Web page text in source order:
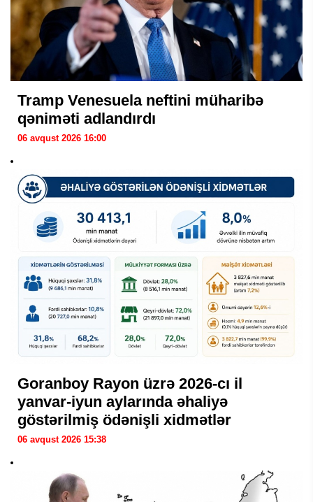
Tramp Venesuela neftini müharibə
qəniməti adlandırdı
06 avqust 2026 16:00
Goranboy Rayon üzrə 2026-cı il
yanvar-iyun aylarında əhaliyə
göstərilmiş ödənişli xidmətlər
06 avqust 2026 15:38